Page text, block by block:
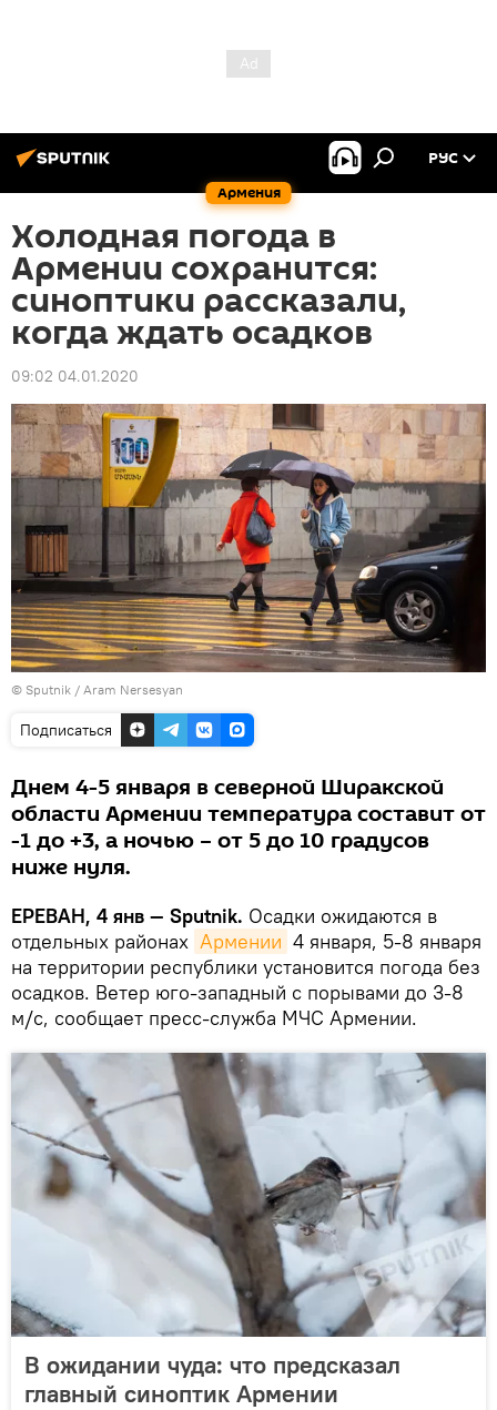
Армения
РУС
Холодная погода в
Армении сохранится:
синоптики рассказали,
когда ждать осадков
09:02 04.01.2020
© Sputnik / Aram Nersesyan
Подписаться
Днем 4-5 января в северной Ширакской
области Армении температура составит от
-1 до +3, а ночью – от 5 до 10 градусов
ниже нуля.
ЕРЕВАН, 4 янв — Sputnik. Осадки ожидаются в
отдельных районах Армении 4 января, 5-8 января
на территории республики установится погода без
осадков. Ветер юго-западный с порывами до 3-8
м/с, сообщает пресс-служба МЧС Армении.
В ожидании чуда: что предсказал
главный синоптик Армении